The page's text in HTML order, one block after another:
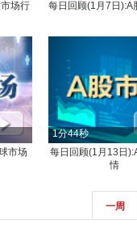
场行
每日回顾(1月7日):A
市场
1分44秒
每日回顾(1月13日
情
一周